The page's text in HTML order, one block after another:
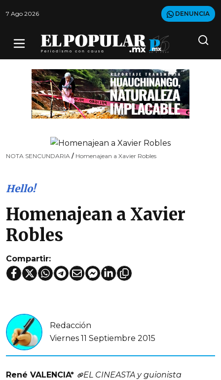
7 Ago 2026 DENUNCIA
NOTA SENCUNDARIA / Homenajean a Xavier Robles
Hello!
Homenajean a Xavier
Robles
Compartir:
Redacción
Viernes 11 Septiembre 2015
René VALENCIA*
EL CINEASTA y guionista